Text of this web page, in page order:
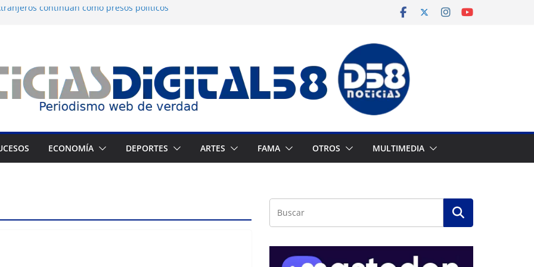
continúan como presos políticos
exige justicia por muerte del preso
Francés culmina muestra histórica y
ECONOMÍA DEPORTES ARTES FAMA OTROS MULTIMEDIA